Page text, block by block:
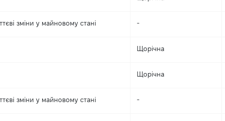
зміни y майновому стані -
Щорічна
Щорічна
зміни y майновому стані -